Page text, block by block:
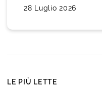
28 Luglio 2026
LE PIÙ LETTE